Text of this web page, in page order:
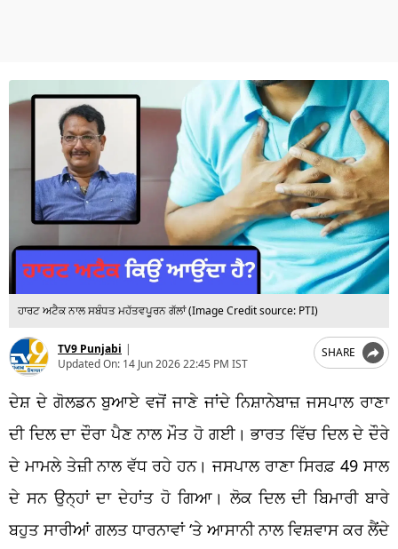
ਹਾਰਟ ਅਟੈਕ ਨਾਲ ਸਬੰਧਤ ਮਹੱਤਵਪੂਰਨ ਗੱਲਾਂ (Image Credit source: PTI)
TV9 Punjabi |
Updated On: 14 Jun 2026 22:45 PM IST
SHARE
ਦੇਸ਼ ਦੇ ਗੋਲਡਨ ਬੁਆਏ ਵਜੋਂ ਜਾਣੇ ਜਾਂਦੇ ਨਿਸ਼ਾਨੇਬਾਜ਼ ਜਸਪਾਲ ਰਾਣਾ
ਦੀ ਦਿਲ ਦਾ ਦੌਰਾ ਪੈਣ ਨਾਲ ਮੌਤ ਹੋ ਗਈ। ਭਾਰਤ ਵਿੱਚ ਦਿਲ ਦੇ ਦੌਰੇ
ਦੇ ਮਾਮਲੇ ਤੇਜ਼ੀ ਨਾਲ ਵੱਧ ਰਹੇ ਹਨ। ਜਸਪਾਲ ਰਾਣਾ ਸਿਰਫ਼ 49 ਸਾਲ
ਦੇ ਸਨ ਉਨ੍ਹਾਂ ਦਾ ਦੇਹਾਂਤ ਹੋ ਗਿਆ। ਲੋਕ ਦਿਲ ਦੀ ਬਿਮਾਰੀ ਬਾਰੇ
ਬਹੁਤ ਸਾਰੀਆਂ ਗਲਤ ਧਾਰਨਾਵਾਂ ‘ਤੇ ਆਸਾਨੀ ਨਾਲ ਵਿਸ਼ਵਾਸ ਕਰ ਲੈਂਦੇ